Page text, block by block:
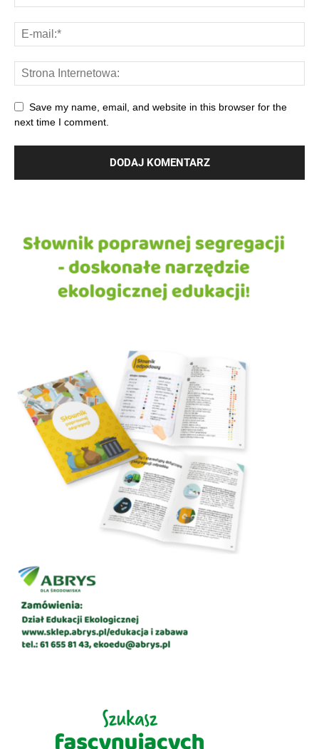
Save my name, email, and website in this browser for the
next time I comment.